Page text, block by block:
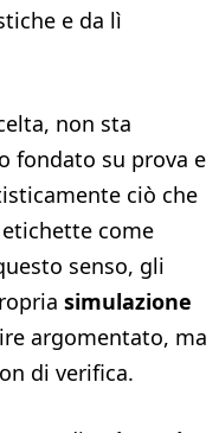
e da lì
non sta
fondato su prova e
ciò che
come
senso, gli
simulazione
argomentato, ma
di verifica.